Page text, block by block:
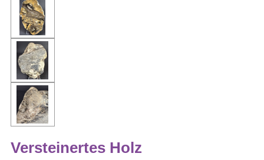
Versteinertes Holz